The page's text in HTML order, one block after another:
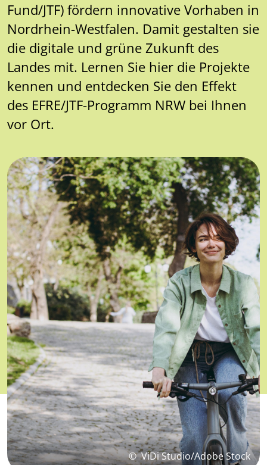
Fund/JTF) fördern innovative Vorhaben in
Nordrhein-Westfalen. Damit gestalten sie
die digitale und grüne Zukunft des
Landes mit. Lernen Sie hier die Projekte
kennen und entdecken Sie den Effekt
des EFRE/JTF-Programm NRW bei Ihnen
vor Ort.
© ViDi Studio/Adobe Stock